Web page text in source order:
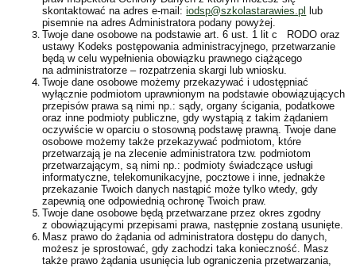
skontaktować na adres e-mail:iodsp@szkolastarawies.pl
lub
pisemnie na adres Administratora podany powyżej.
Twoje dane osobowe na podstawie art. 6 ust. 1 lit c RODO oraz
ustawy Kodeks postępowania administracyjnego, przetwarzanie
będą w celu wypełnienia obowiązku prawnego ciążącego
na administratorze – rozpatrzenia skargi lub wniosku.
Twoje dane osobowe możemy przekazywać i udostępniać
wyłącznie podmiotom uprawnionym na podstawie obowiązujących
przepisów prawa są nimi np.: sądy, organy ścigania, podatkowe
oraz inne podmioty publiczne, gdy wystąpią z takim żądaniem
oczywiście w oparciu o stosowną podstawę prawną. Twoje dane
osobowe możemy także przekazywać podmiotom, które
przetwarzają je na zlecenie administratora tzw. podmiotom
przetwarzającym, są nimi np.: podmioty świadczące usługi
informatyczne, telekomunikacyjne, pocztowe i inne, jednakże
przekazanie Twoich danych nastąpić może tylko wtedy, gdy
zapewnią one odpowiednią ochronę Twoich praw.
Twoje dane osobowe będą przetwarzane przez okres zgodny
z obowiązującymi przepisami prawa, następnie zostaną usunięte.
Masz prawo do żądania od administratora dostępu do danych,
możesz je sprostować, gdy zachodzi taka konieczność. Masz
także prawo żądania usunięcia lub ograniczenia przetwarzania,